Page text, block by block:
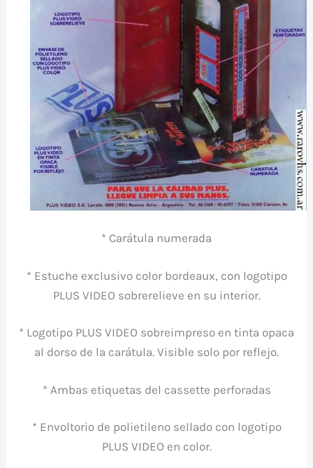
* Carátula numerada
* Estuche exclusivo color bordeaux, con logotipo
PLUS VIDEO sobrerelieve en su interior.
* Logotipo PLUS VIDEO sobreimpreso en tinta opaca
al dorso de la carátula. Visible solo por reflejo.
* Ambas etiquetas del cassette perforadas
* Envoltorio de polietileno sellado con logotipo
PLUS VIDEO en color.